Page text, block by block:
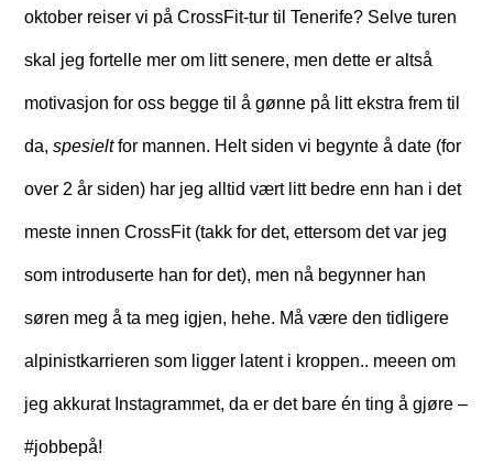
oktober reiser vi på CrossFit-tur til Tenerife? Selve turen
skal jeg fortelle mer om litt senere, men dette er altså
motivasjon for oss begge til å gønne på litt ekstra frem til
da,spesieltfor mannen. Helt siden vi begynte å date (for
over 2 år siden) har jeg alltid vært litt bedre enn han i det
meste innen CrossFit (takk for det, ettersom det var jeg
som introduserte han for det), men nå begynner han
søren meg å ta meg igjen, hehe. Må være den tidligere
alpinistkarrieren som ligger latent i kroppen.. meeen om
jeg akkurat Instagrammet, da er det bare én ting å gjøre –
#jobbepå!